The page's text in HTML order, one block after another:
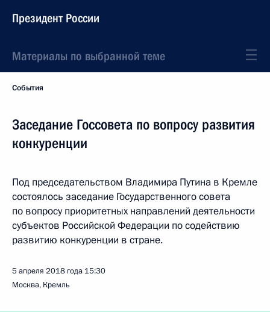
Президент России
Материалы по выбранной теме
События
Заседание Госсовета по вопросу развития
конкуренции
Под председательством Владимира Путина в Кремле
состоялось заседание Государственного совета
по вопросу приоритетных направлений деятельности
субъектов Российской Федерации по содействию
развитию конкуренции в стране.
5 апреля 2018 года 15:30
Москва, Кремль